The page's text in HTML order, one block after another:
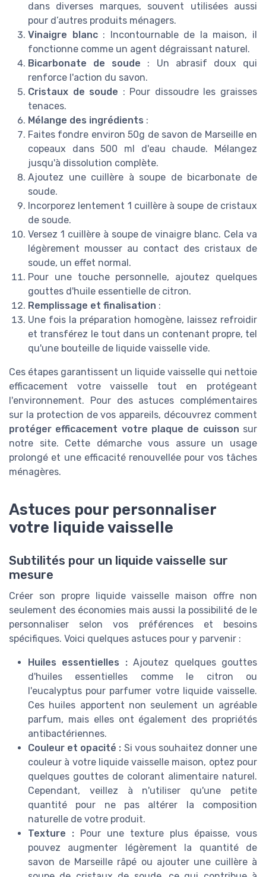
dans diverses marques, souvent utilisées aussi
pour d’autres produits ménagers.
Vinaigre blanc: Incontournable de la maison, il
fonctionne comme un agent dégraissant naturel.
Bicarbonate de soude : Un abrasif doux qui
renforce l'action du savon.
Cristaux de soude : Pour dissoudre les graisses
tenaces.
Mélange des ingrédients :
Faites fondre environ 50g de savon de Marseille en
copeaux dans 500 ml d'eau chaude. Mélangez
jusqu'à dissolution complète.
Ajoutez une cuillère à soupe de bicarbonate de
soude.
Incorporez lentement 1 cuillère à soupe de cristaux
de soude.
Versez 1 cuillère à soupe de vinaigre blanc. Cela va
légèrement mousser au contact des cristaux de
soude, un effet normal.
Pour une touche personnelle, ajoutez quelques
gouttes d'huile essentielle de citron.
Remplissage et finalisation :
Une fois la préparation homogène, laissez refroidir
et transférez le tout dans un contenant propre, tel
qu'une bouteille de liquide vaisselle vide.
Ces étapes garantissent un liquide vaisselle qui nettoie
efficacement votre vaisselle tout en protégeant
l'environnement. Pour des astuces complémentaires
sur la protection de vos appareils, découvrez comment
protéger efficacement votre plaque de cuisson sur
notre site. Cette démarche vous assure un usage
prolongé et une efficacité renouvellée pour vos tâches
ménagères.
Astuces pour personnaliser
votre liquide vaisselle
Subtilités pour un liquide vaisselle sur
mesure
Créer son propre liquide vaisselle maison offre non
seulement des économies mais aussi la possibilité de le
personnaliser selon vos préférences et besoins
spécifiques. Voici quelques astuces pour y parvenir :
Huiles essentielles :Ajoutez quelques gouttes
d'huiles essentielles comme le citron ou
l'eucalyptus pour parfumer votre liquide vaisselle.
Ces huiles apportent non seulement un agréable
parfum, mais elles ont également des propriétés
antibactériennes.
Couleur et opacité : Si vous souhaitez donner une
couleur à votre liquide vaisselle maison, optez pour
quelques gouttes de colorant alimentaire naturel.
Cependant, veillez à n'utiliser qu'une petite
quantité pour ne pas altérer la composition
naturelle de votre produit.
Texture : Pour une texture plus épaisse, vous
pouvez augmenter légèrement la quantité de
savon de Marseille râpé ou ajouter une cuillère à